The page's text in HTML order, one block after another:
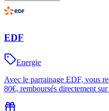
EDF
Energie
Avec le parrainage EDF, vous
80€, remboursés directement